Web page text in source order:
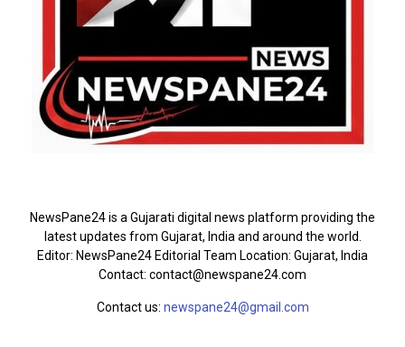
NewsPane24 is a Gujarati digital news platform providing the
latest updates from Gujarat, India and around the world.
Editor: NewsPane24 Editorial Team Location: Gujarat, India
Contact: contact@newspane24.com
Contact us: newspane24@gmail.com